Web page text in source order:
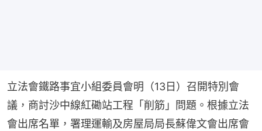
立法會鐵路事宜小組委員會明（13日）召開特別會
議，商討沙中線紅磡站工程「削筋」問題。根據立法
會出席名單，署理運輸及房屋局局長蘇偉文會出席會